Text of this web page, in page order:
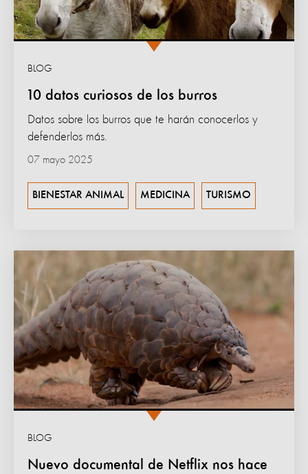
10 datos curiosos de los burros
BLOG
07 mayo 2025
Datos sobre los burros que te harán conocerlos y
defenderlos más.
BIENESTAR ANIMAL MEDICINA TURISMO
Nuevo documental de Netflix nos hace
BLOG